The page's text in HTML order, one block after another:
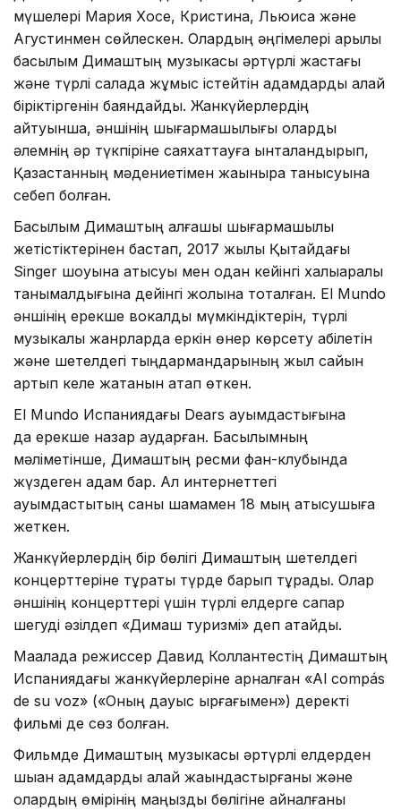
мүшелері Мария Хосе, Кристина, Льюиса және
Агустинмен сөйлескен. Олардың әңгімелері арқылы
басылым Димаштың музыкасы әртүрлі жастағы
және түрлі салада жұмыс істейтін адамдарды қалай
біріктіргенін баяндайды. Жанкүйерлердің
айтуынша, әншінің шығармашылығы оларды
әлемнің әр түкпіріне саяхаттауға ынталандырып,
Қазақстанның мәдениетімен жақынырақ танысуына
себеп болған.
Басылым Димаштың алғашқы шығармашылық
жетістіктерінен бастап, 2017 жылы Қытайдағы
Singer шоуына қатысуы мен одан кейінгі халықаралық
танымалдығына дейінгі жолына тоқталған. El Mundo
әншінің ерекше вокалдық мүмкіндіктерін, түрлі
музыкалық жанрларда еркін өнер көрсету қабілетін
және шетелдегі тыңдармандарының жыл сайын
артып келе жатқанын атап өткен.
El Mundo Испаниядағы Dears қауымдастығына
да ерекше назар аударған. Басылымның
мәліметінше, Димаштың ресми фан-клубында
жүздеген адам бар. Ал интернеттегі
қауымдастықтың саны шамамен 18 мың қатысушыға
жеткен.
Жанкүйерлердің бір бөлігі Димаштың шетелдегі
концерттеріне тұрақты түрде барып тұрады. Олар
әншінің концерттері үшін түрлі елдерге сапар
шегуді әзілдеп «Димаш туризмі» деп атайды.
Мақалада режиссер Давид Коллантестің Димаштың
Испаниядағы жанкүйерлеріне арналған «Al compás
de su voz» («Оның дауыс ырғағымен») деректі
фильмі де сөз болған.
Фильмде Димаштың музыкасы әртүрлі елдерден
шыққан адамдарды қалай жақындастырғаны және
олардың өмірінің маңызды бөлігіне айналғаны